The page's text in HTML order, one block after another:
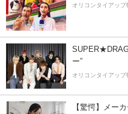
オリコンタイアップ
ー”
オリコンタイアップ
【驚愕】メー